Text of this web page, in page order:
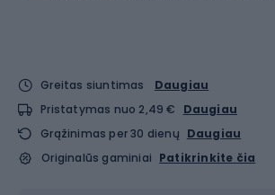
Greitas siuntimas
Daugiau
Pristatymas nuo 2,49 €
Daugiau
Grąžinimas per 30 dienų Daugiau
Originalūs gaminiai Patikrinkite čia